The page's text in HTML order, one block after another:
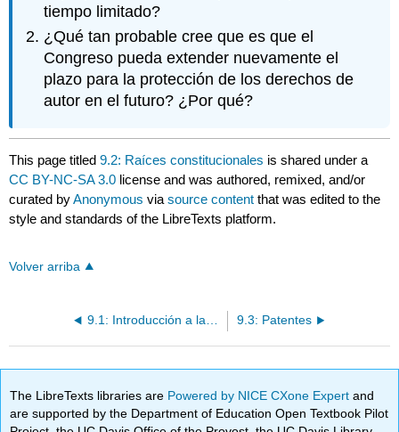
tiempo limitado?
¿Qué tan probable cree que es que el
Congreso pueda extender nuevamente el
plazo para la protección de los derechos de
autor en el futuro? ¿Por qué?
This page titled9.2: Raíces constitucionales is shared under a
CC BY-NC-SA 3.0 license and was authored, remixed, and/or
curated byAnonymous viasource content that was edited to the
style and standards of the LibreTexts platform.
Volver arriba
9.1: Introducción a la Propiedad Intelectual 9.3: Patentes
The LibreTexts libraries are Powered by NICE CXone Expertand
are supported by the Department of Education Open Textbook Pilot